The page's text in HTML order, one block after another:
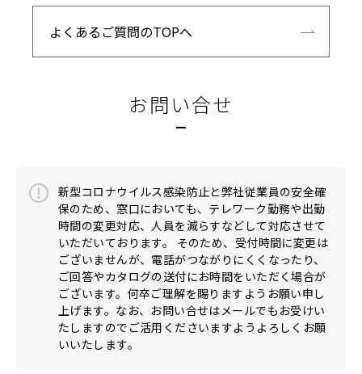
よくあるご質問のTOPへ
お問い合せ
新型コロナウイルス感染防止と弊社従業員の安全確
保のため、窓口においても、テレワーク勤務や出勤
時間の変更対応、人員を減らすなどして対応させて
いただいております。 そのため、受付時間に変更は
ございませんが、電話がつながりにくくなったり、
ご回答やカタログの送付にお時間をいただく場合が
ございます。何卒ご理解を賜りますようお願い申し
上げます。なお、お問い合せはメールでもお受けい
たしますのでご活用くださいますようよろしくお願
いいたします。